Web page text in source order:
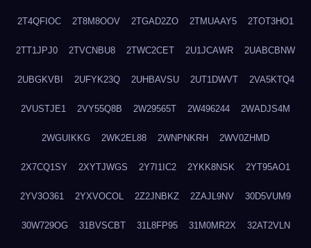
2T4QFIOC 2T8M8OOV 2TGAD2ZO 2TMUAAY5 2TOT3HO1
2TT1JPJ0 2TVCNBU8 2TWC2CET 2U1JCAWR 2UABCBNW
2UBGKVBI 2UFYK23Q 2UHBAVSU 2UT1DWVT 2VA5KTQ4
2VUSTJE1 2VY55Q8B 2W29565T 2W496244 2WADJS4M
2WGUIKKG 2WK2EL88 2WNPNKRH 2WV0ZHMD
2X7CQ1SY 2XYTJWGS 2Y7I1IC2 2YKK8NSK 2YT95AO1
2YV3O361 2YXVOCOL 2Z2JNBKZ 2ZAJL9NV 30D5VUM9
30W729OG 31BVSCBT 31L8FP95 31M0MR2X 32AT2VLN